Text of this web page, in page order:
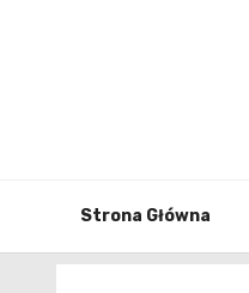
Strona Główna